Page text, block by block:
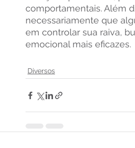
comportamentais. Além
necessariamente que
em controlar sua raiva,
emocional mais eficazes.
Diversos